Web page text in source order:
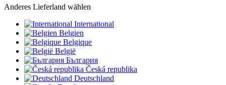
Anderes Lieferland wählen
International
Belgien
Belgique
België
България
Česká republika
Deutschland